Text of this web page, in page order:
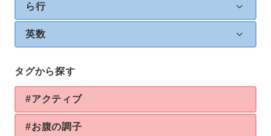
ら行
英数
タグから探す
#アクティブ
#お腹の調子